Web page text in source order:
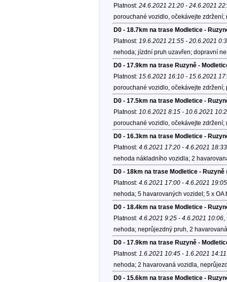
Platnost: 24.6.2021 21:20 - 24.6.2021
porouchané vozidlo, očekávejte
D0 - 18.7km na trase Modletice -
Platnost: 19.6.2021 21:55 - 20.6.2021
nehoda; jízdní pruh uzavřen; dopravní
D0 - 17.9km na trase Ruzyně -
Platnost: 15.6.2021 16:10 - 15.6.2021
porouchané vozidlo, očekávejte
D0 - 17.5km na trase Modletice -
Platnost: 10.6.2021 8:15 - 10.6.2021
porouchané vozidlo, očekávejte zdržení;
D0 - 16.3km na trase Modletice -
Platnost: 4.6.2021 17:20 - 4.6.2021 18:33
nehoda nákladního vozidla; 2
D0 - 18km na trase Modletice - Ruzyně
Platnost: 4.6.2021 17:00 - 4.6.2021 19:05
nehoda; 5 havarovaných vozidel; 5 x OA
D0 - 18.4km na trase Modletice -
Platnost: 4.6.2021 9:25 - 4.6.2021 10:06,
nehoda; neprůjezdný pruh, 2
D0 - 17.9km na trase Ruzyně -
Platnost: 1.6.2021 10:45 - 1.6.2021 14:11
nehoda; 2 havarovaná vozidla,
D0 - 15.6km na trase Modletice -